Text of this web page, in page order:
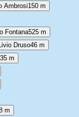
Ambrosi150 m
Fontana525 m
Druso46 m
m
m